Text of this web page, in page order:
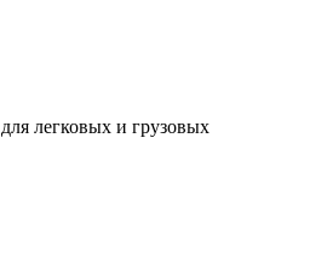
легковых и грузовых